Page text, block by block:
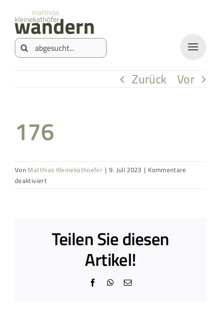
springen
Inhalt
springen
Suche
Zurück Vor
176
Von Matthias Kleinekathoefer | 9. Juli 2023 | Kommentare
deaktiviertfür
Teilen Sie diesen
Artikel!
Facebook
WhatsApp
E-